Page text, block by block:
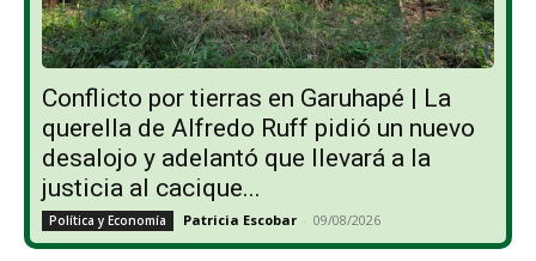
Conflicto por tierras en Garuhapé | La
querella de Alfredo Ruff pidió un nuevo
desalojo y adelantó que llevará a la
justicia al cacique...
Política y Economía Patricia Escobar - 09/08/2026